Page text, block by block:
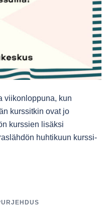
viikonloppuna, kun
kurssitkin ovat jo
kurssien lisäksi
huhtikuun kurssi-